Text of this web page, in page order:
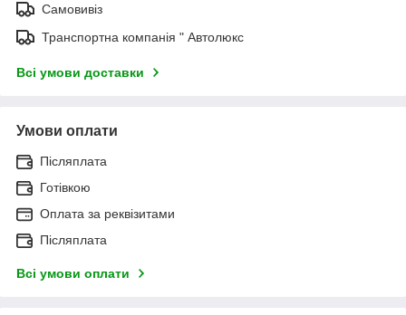
Самовивіз
Транспортна компанія " Автолюкс
Всі умови доставки
Умови оплати
Післяплата
Готівкою
Оплата за реквізитами
Післяплата
Всі умови оплати